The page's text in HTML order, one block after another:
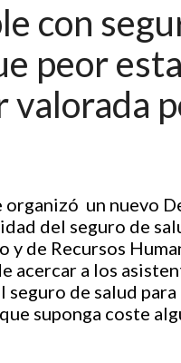
con
peor
valorada
un nuevo
del seguro de
de Recursos
acercar a los
seguro de salud
suponga coste